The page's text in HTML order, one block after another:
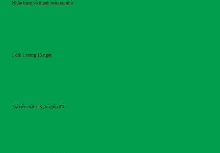
Nhận hàng và thanh toán tại nhà
1 đổi 1 trong 15 ngày
Trả tiền mặt, CK, trả góp 0%